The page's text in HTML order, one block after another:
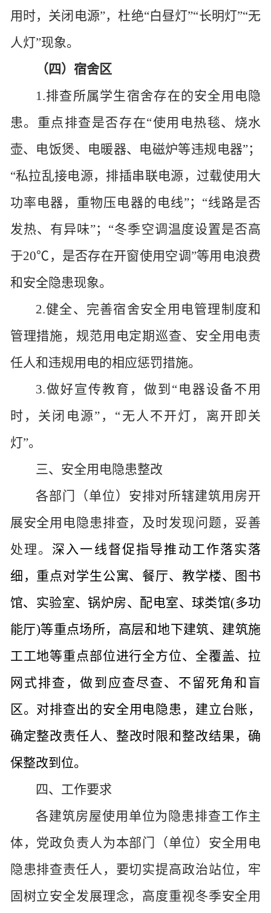
用时，关闭电源”，杜绝“白昼灯”“长明灯”“无
人灯”现象。
（四）宿舍区
1.排查所属学生宿舍存在的安全用电隐
患。重点排查是否存在“使用电热毯、烧水
壶、电饭煲、电暖器、电磁炉等违规电器”；
“私拉乱接电源，排插串联电源，过载使用大
功率电器，重物压电器的电线”；“线路是否
发热、有异味”；“冬季空调温度设置是否高
于20℃，是否存在开窗使用空调”等用电浪费
和安全隐患现象。
2.健全、完善宿舍安全用电管理制度和
管理措施，规范用电定期巡查、安全用电责
任人和违规用电的相应惩罚措施。
3.做好宣传教育，做到“电器设备不用
时，关闭电源”，“无人不开灯，离开即关
灯”。
三、安全用电隐患整改
各部门（单位）安排对所辖建筑用房开
展安全用电隐患排查，及时发现问题，妥善
处理。 深入一线督促指导推动工作落实落
细，重点对学生公寓、餐厅、教学楼、图书
馆、实验室、锅炉房、配电室、球类馆(多功
能厅)等重点场所，高层和地下建筑、建筑施
工工地等重点部位进行全方位、全覆盖、拉
网式排查，做到应查尽查、不留死角和盲
区。对排查出的安全用电 隐患，建立台账，
确定整改责任人、 整改时限和整改结果，确
保整改到位。
四、工作要求
各建筑房屋使用单位为隐患排查工作主
体，党政负责人为本部门（单位）安全用电
隐患排查责任人，要切实提高政治站位，牢
固树立安全发展理念，高度重视冬季安全用